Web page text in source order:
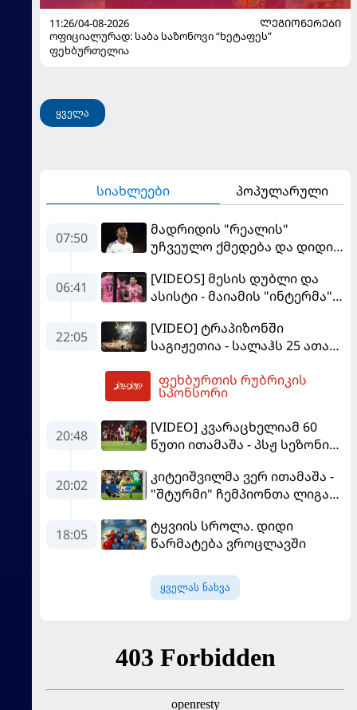
11:26/04-08-2026
ᲚᲔᲒᲘᲝᲜᲔᲠᲔᲑᲘ
ოფიციალურად: საბა საზონოვი “ხეტაფეს”
ფეხბურთელია
ყველა
სიახლეები პოპულარული
07:50
მადრიდის "რეალის"
უჩვეულო ქმედება და დიდი
მომავალი გადაწყდა
06:41
[VIDEOS] მესის დუბლი და
ასისტი - მაიამის "ინტერმა"
22:05
[VIDEO] ტრაპიზონში
საგიჟეთია - სალაჰს 25 ათასი
ფეხბურთის რუბრიკის
სპონსორი
20:48
[VIDEO] კვარაცხელიამ 60
წუთი ითამაშა - პსჟ სეზონის
"მალიორკასთან"
დამარცხდა
20:02
კიტეიშვილმა ვერ ითამაშა -
"შტურმი" ჩემპიონთა ლიგაზე
დამარცხდა
18:05
ტყვიის სროლა. დიდი
წარმატება ვროცლავში
ყველას ნახვა